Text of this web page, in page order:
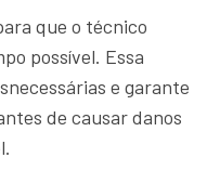
que o técnico
possível. Essa
e garante
de causar danos